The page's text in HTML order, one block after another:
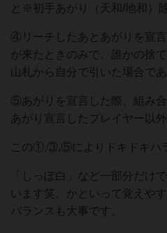
と※初手あがり（天和/地和）
④リーチしたあとあがりを宣
が来たときのみで、誰かの捨
山札から自分で引いた場合で
⑤あがりを宣言した際、組み
あがり宣言したプレイヤー以
この①,③,⑤によりドキドキハ
「しっぽ白」など一部分だけ
います笑。かといって覚えや
バランスも大事です。